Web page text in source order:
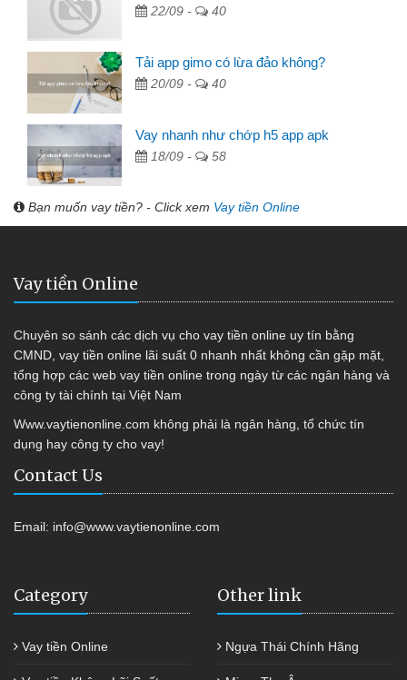
22/09 - 40
Tải app gimo có lừa đảo không?
20/09 - 40
Vay nhanh như chớp h5 app apk
18/09 - 58
Bạn muốn vay tiền? - Click xem Vay tiền Online
Vay tiền Online
Chuyên so sánh các dịch vụ cho vay tiền online uy tín bằng
CMND, vay tiền online lãi suất 0 nhanh nhất không cần gặp mặt,
tổng hợp các web vay tiền online trong ngày từ các ngân hàng và
công ty tài chính tại Việt Nam
Www.vaytienonline.com không phải là ngân hàng, tổ chức tín
dụng hay công ty cho vay!
Contact Us
Email: info@www.vaytienonline.com
Category
Vay tiền Online
Other link
Ngựa Thái Chính Hãng